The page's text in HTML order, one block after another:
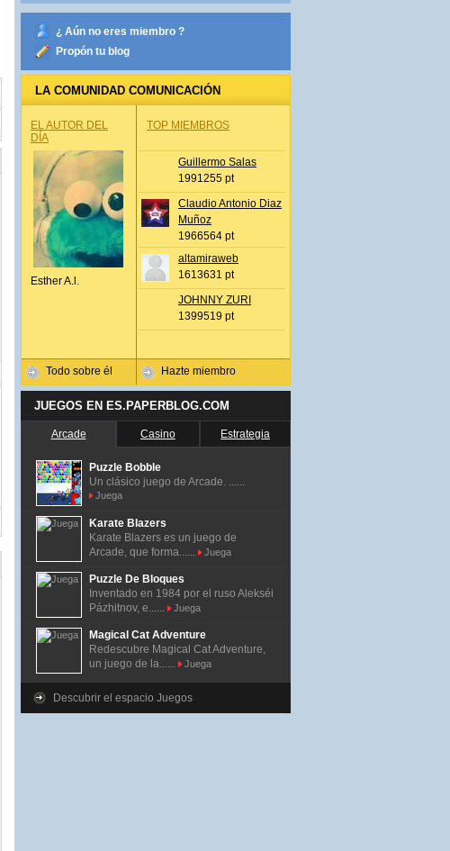
¿ Aún no eres miembro ?
Propón tu blog
LA COMUNIDAD COMUNICACIÓN
EL AUTOR DEL
DÍA
Esther A.l.
Todo sobre él
TOP MIEMBROS
Guillermo Salas
1991255 pt
Claudio Antonio Diaz
Muñoz
1966564 pt
altamiraweb
1613631 pt
JOHNNY ZURI
1399519 pt
Hazte miembro
JUEGOS EN ES.PAPERBLOG.COM
Arcade Casino Estrategia
Puzzle Bobble
Un clásico juego de Arcade. ......
Juega
Karate Blazers
Karate Blazers es un juego de
Arcade, que forma......
Juega
Puzzle De Bloques
Inventado en 1984 por el ruso Alekséi
Pázhitnov, e......
Juega
Magical Cat Adventure
Redescubre Magical Cat Adventure,
un juego de la......
Juega
Descubrir el espacio Juegos